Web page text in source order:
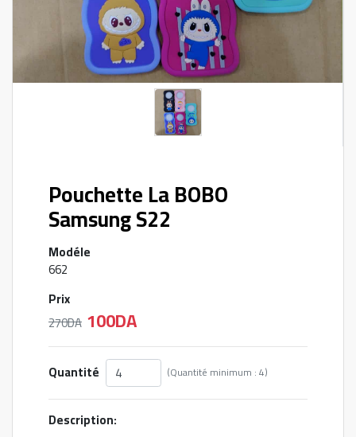
Pouchette La BOBO
Samsung S22
Modéle
662
Prix
270DA 100DA
Quantité (Quantité minimum : 4)
Description: